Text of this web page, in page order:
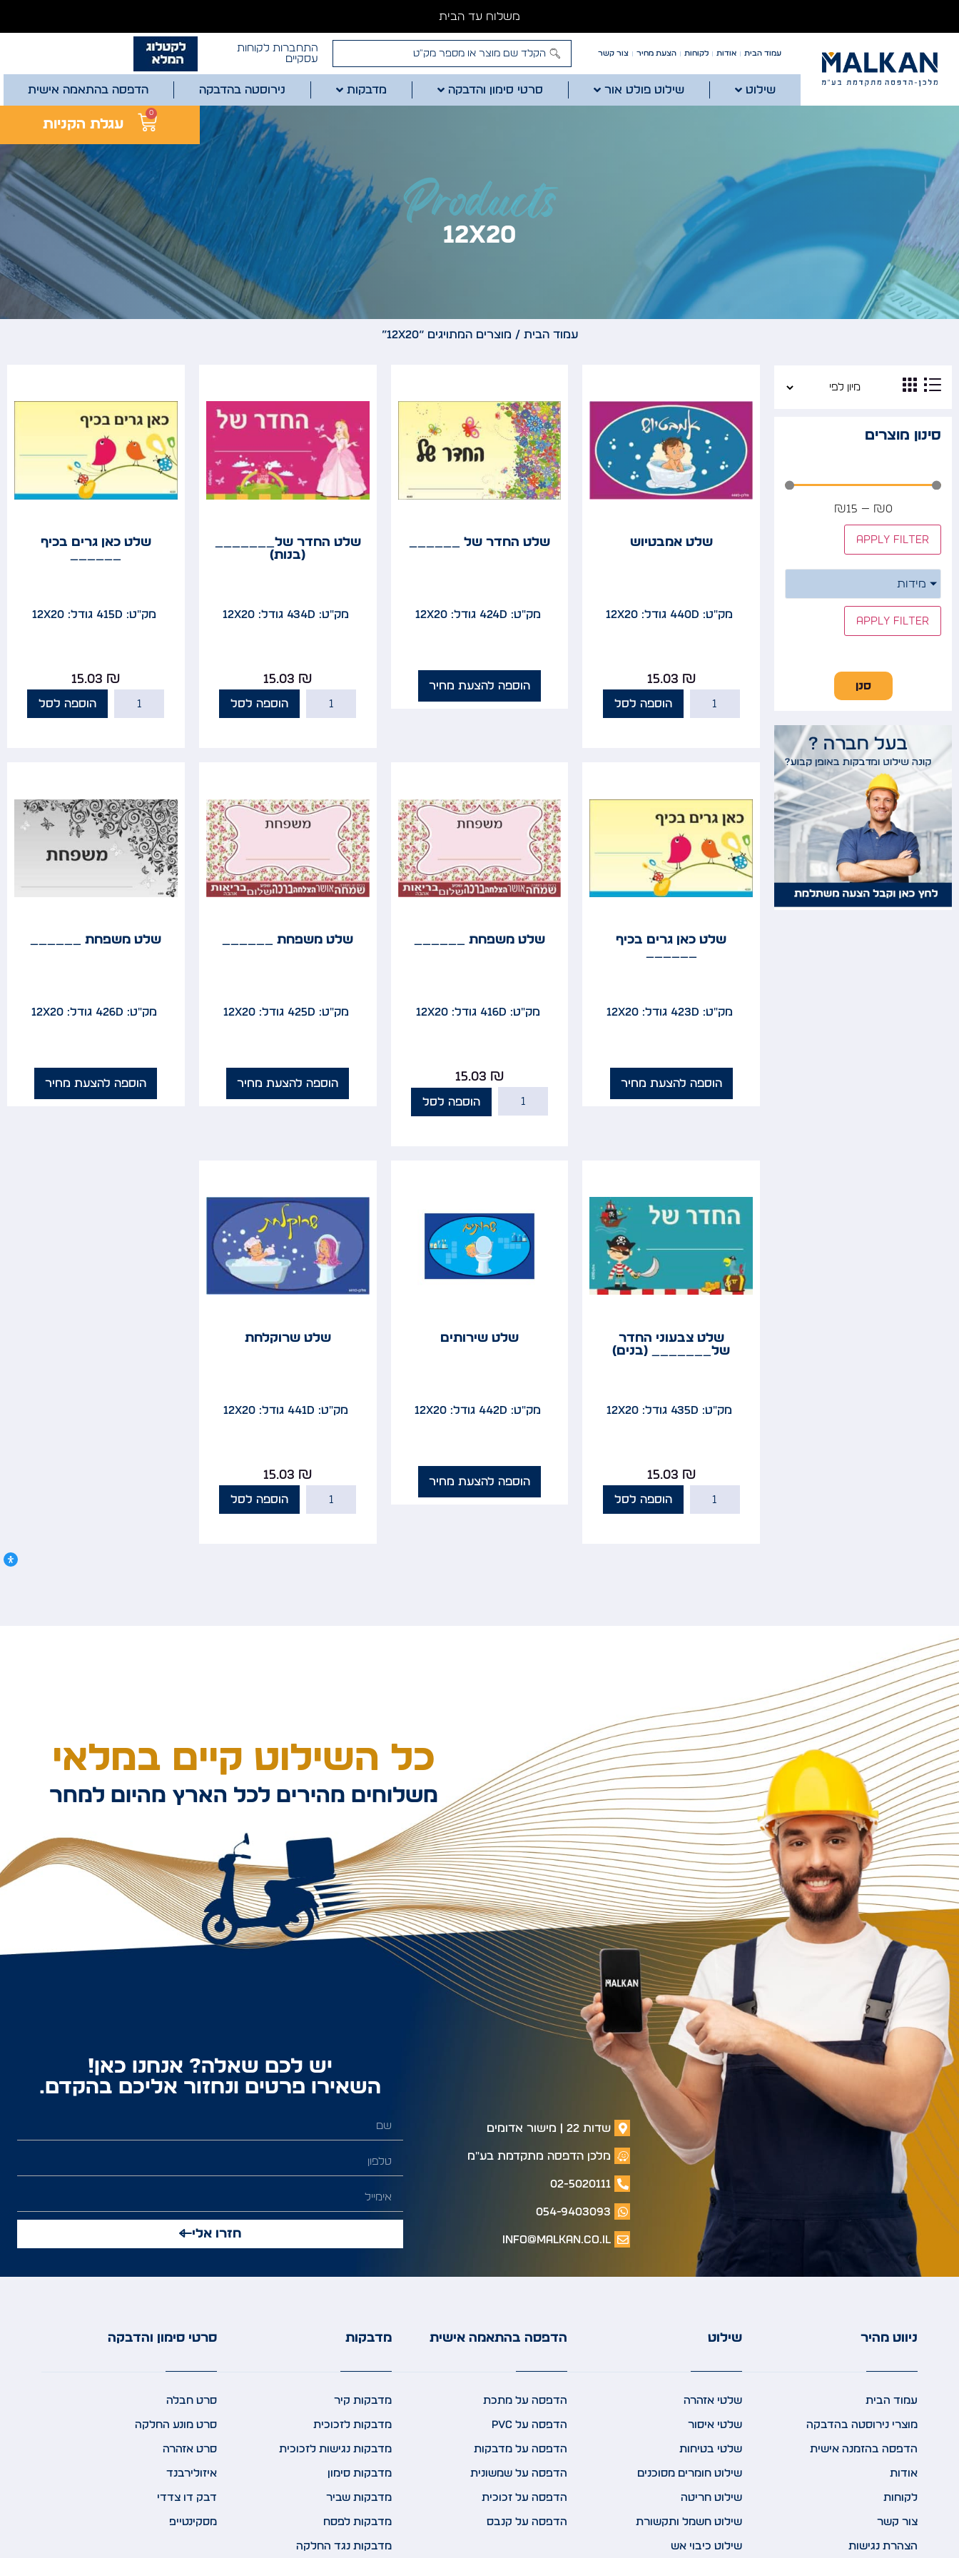
משלוח עד הבית
עמוד הבית אודות לקוחות הצעת מחיר צור קשר
התחברות לקוחות
עסקיים
שילוט שילוט פולט אור סרטי סימון והדבקה מדבקות נירוסטה בהדבקה הדפסה בהתאמה אישית
0
Products
12x20
עמוד הבית / מוצרים המתויגים “12x20”
סינון מוצרים
₪0
—
₪15
Apply filter
מידות
Apply filter
סנן
שלט אמבטיוש
מק"ט: 440D גודל: 12x20
15.03 ₪
הוספה לסל
שלט החדר של ______
מק"ט: 424D גודל: 12x20
הוספה להצעת מחיר
שלט החדר של_______
(בנות)
מק"ט: 434D גודל: 12x20
15.03 ₪
הוספה לסל
שלט כאן גרים בכיף
מק"ט: 415D גודל: 12x20
15.03 ₪
הוספה לסל
שלט כאן גרים בכיף
מק"ט: 423D גודל: 12x20
הוספה להצעת מחיר
שלט משפחת ______
מק"ט: 416D גודל: 12x20
15.03 ₪
הוספה לסל
שלט משפחת ______
מק"ט: 425D גודל: 12x20
הוספה להצעת מחיר
שלט משפחת ______
מק"ט: 426D גודל: 12x20
הוספה להצעת מחיר
שלט צבעוני החדר
של_______ (בנים)
מק"ט: 435D גודל: 12x20
15.03 ₪
הוספה לסל
שלט שירותים
מק"ט: 442D גודל: 12x20
הוספה להצעת מחיר
שלט שרוקלחת
מק"ט: 441D גודל: 12x20
15.03 ₪
הוספה לסל
כל השילוט קיים במלאי
משלוחים מהירים לכל הארץ מהיום למחר
שדות 22 | מישור אדומים
מלכן הדפסה מתקדמת בע"מ
02-5020111
054-9403093
info@malkan.co.il
יש לכם שאלה? אנחנו כאן!
השאירו פרטים ונחזור אליכם בהקדם.
חזרו אלי
ניווט מהיר
עמוד הבית
מוצרי נירוסטה בהדבקה
הדפסה בהזמנה אישית
אודות
לקוחות
צור קשר
הצהרת נגישות
שילוט
שלטי אזהרה
שלטי איסור
שלטי בטיחות
שילוט חומרים מסוכנים
שילוט חריטה
שילוט חשמל ותקשורת
שילוט כיבוי אש
הדפסה בהתאמה אישית
הדפסה על מתכת
הדפסה על PVC
הדפסה על מדבקות
הדפסה על שמשונית
הדפסה על זכוכית
הדפסה על קנבס
מדבקות
מדבקות קיר
מדבקות לזכוכית
מדבקות נגישות לזכוכית
מדבקות סימון
מדבקות שביר
מדבקות לפסח
מדבקות נגד החלקה
סרטי סימון והדבקה
סרט חבלה
סרט מונע החלקה
סרט אזהרה
איזולירבנד
דבק דו צדדי
מסקינטייפ